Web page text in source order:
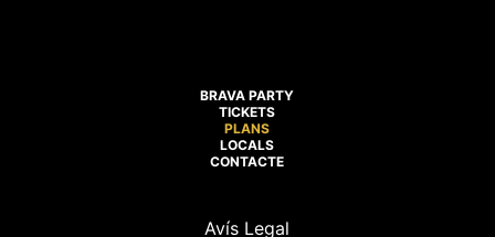
BRAVA PARTY
TICKETS
PLANS
LOCALS
CONTACTE
Avís Legal